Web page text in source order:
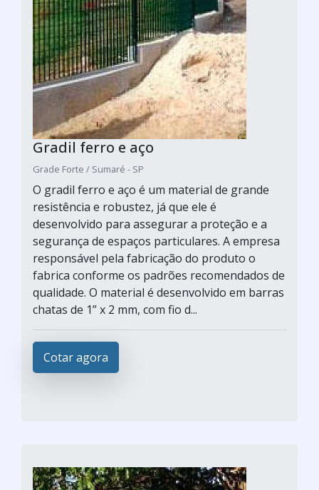
Gradil ferro e aço
Grade Forte / Sumaré - SP
O gradil ferro e aço é um material de grande
resistência e robustez, já que ele é
desenvolvido para assegurar a proteção e a
segurança de espaços particulares. A empresa
responsável pela fabricação do produto o
fabrica conforme os padrões recomendados de
qualidade. O material é desenvolvido em barras
chatas de 1” x 2 mm, com fio d...
Cotar agora